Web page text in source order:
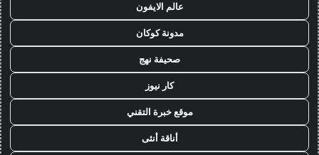
عالم الايفون
مدونة كوكان
صحيفة نهج
كار نيوز
موقع خبرة التقني
أناقة أنثى